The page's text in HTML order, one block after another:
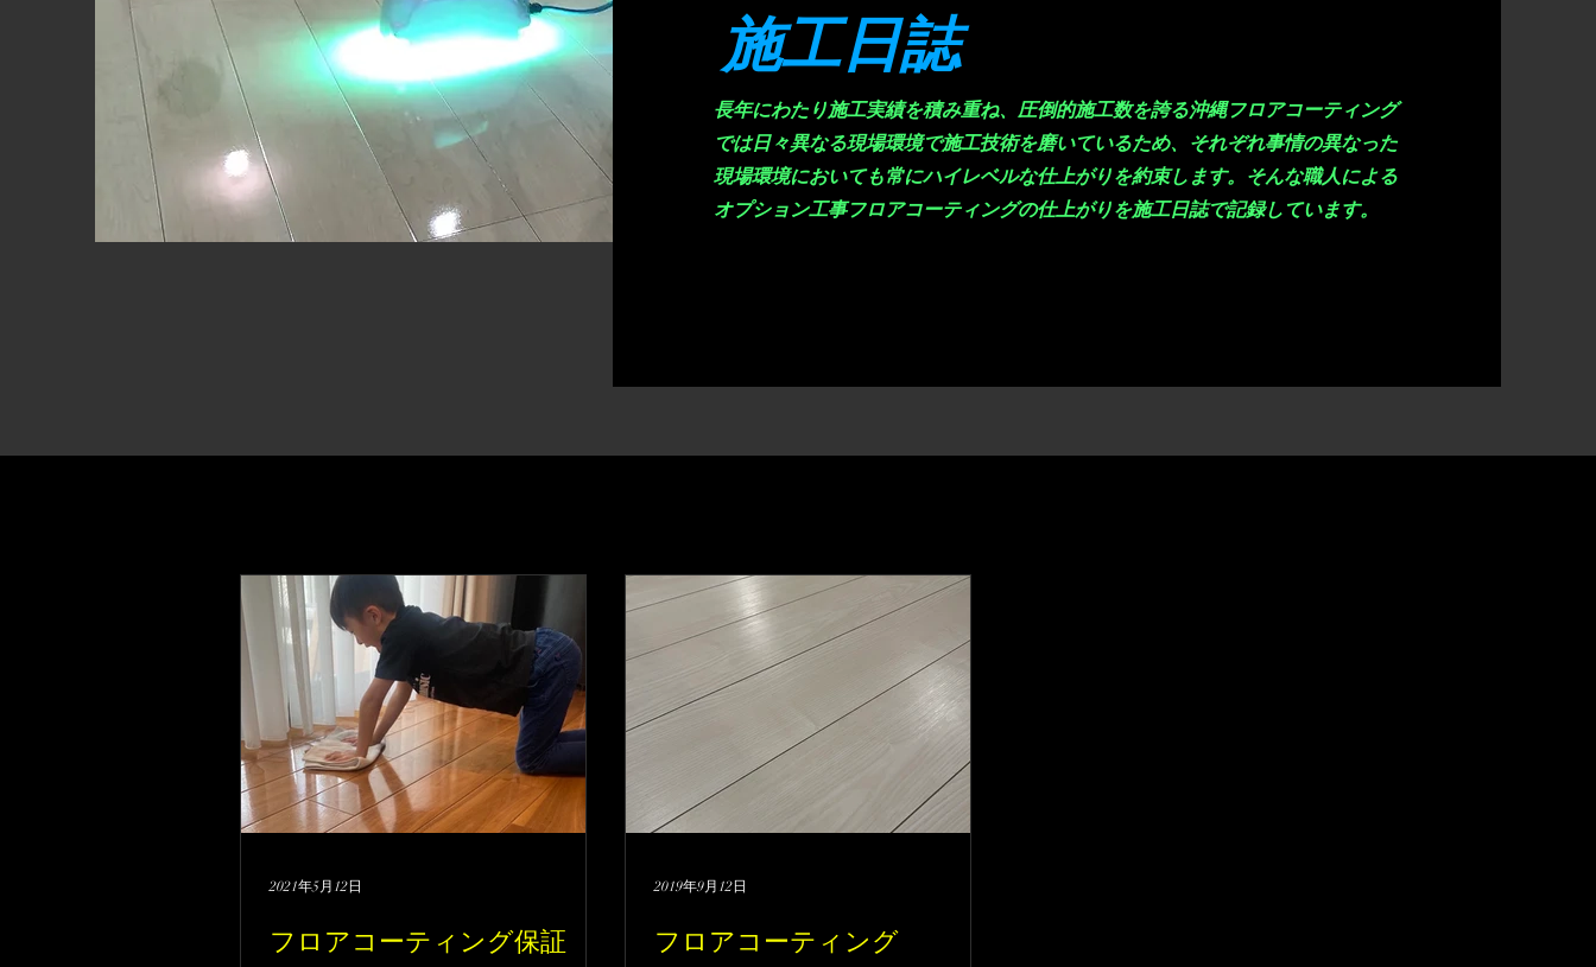
施工日誌
長年にわたり施工実績を積み重ね、圧倒的施工数を誇る沖縄フロアコーティング
では日々異なる現場環境で施工技術を磨いているため、それぞれ事情の異なった
現場環境においても常にハイレベルな仕上がりを約束します。そんな職人による
オプション工事フロアコーティングの仕上がりを施工日誌で記録しています。
フロアコーティング保証
2021年5月12日
フロアコーティング
2019年9月12日